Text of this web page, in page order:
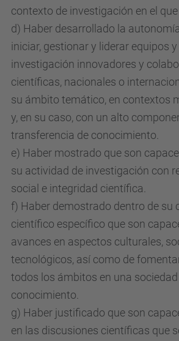
contexto de investigación en el que
d) Haber desarrollado la
iniciar, gestionar y liderar equipos
investigación innovadores y
científicas, nacionales o
su ámbito temático, en contextos
y, en su caso, con un alto
transferencia de conocimiento.
e) Haber mostrado que son
su actividad de investigación con
social e integridad científica.
f) Haber demostrado dentro de su
científico específico que son
avances en aspectos culturales,
tecnológicos, así como de
todos los ámbitos en una sociedad
conocimiento.
g) Haber justificado que son
en las discusiones científicas que